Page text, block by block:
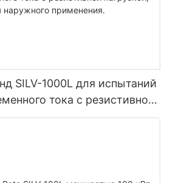
SILV-1000L для испытаний
тока с резистивной
для наружного